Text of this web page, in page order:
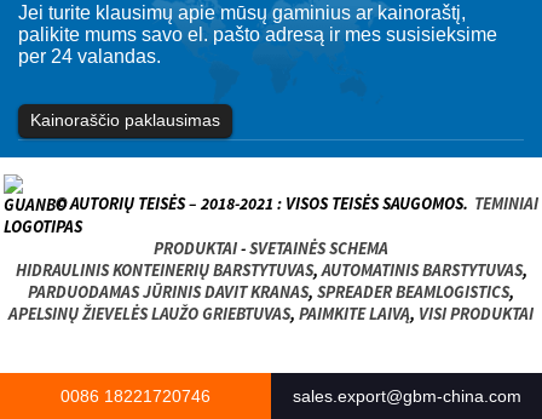
Jei turite klausimų apie mūsų gaminius ar kainoraštį,
palikite mums savo el. pašto adresą ir mes susisieksime
per 24 valandas.
Kainoraščio paklausimas
© AUTORIŲ TEISĖS – 2018-2021 : VISOS TEISĖS SAUGOMOS. TEMINIAI
PRODUKTAI-SVETAINĖS SCHEMA
HIDRAULINIS KONTEINERIŲ BARSTYTUVAS,AUTOMATINIS BARSTYTUVAS,
PARDUODAMAS JŪRINIS DAVIT KRANAS, SPREADER BEAMLOGISTICS,
APELSINŲ ŽIEVELĖS LAUŽO GRIEBTUVAS, PAIMKITE LAIVĄ, VISI PRODUKTAI
0086 18221720746 sales.export@gbm-china.com